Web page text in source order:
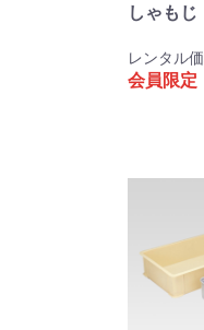
しゃもじ
レンタル
会員限定